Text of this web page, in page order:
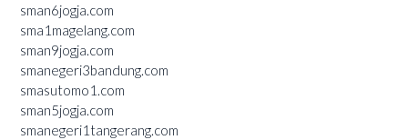
sman6jogja.com
sma1magelang.com
sman9jogja.com
smanegeri3bandung.com
smasutomo1.com
sman5jogja.com
smanegeri1tangerang.com